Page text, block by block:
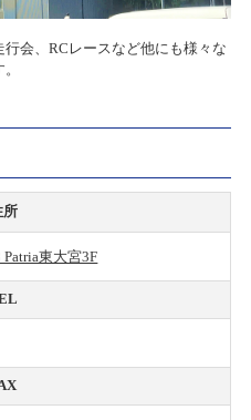
会、RCレースなど他にも様々な
所
東大宮3F